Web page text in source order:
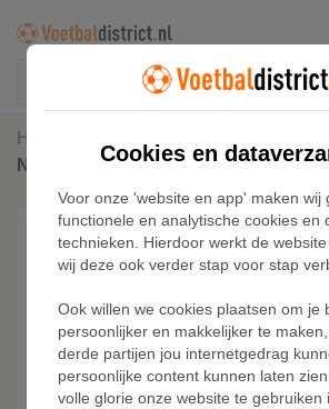
Home
Nike Tech fleecehoodie voor heren -
Cookies en
Voor onze 'website en app' maken wij
functionele en analytische cookies en
technieken. Hierdoor werkt de
wij deze ook verder stap voor stap
Ook willen we cookies plaatsen om je
persoonlijker en makkelijker te
derde partijen jou internetgedrag
persoonlijke content kunnen laten
volle glorie onze website te gebruiken